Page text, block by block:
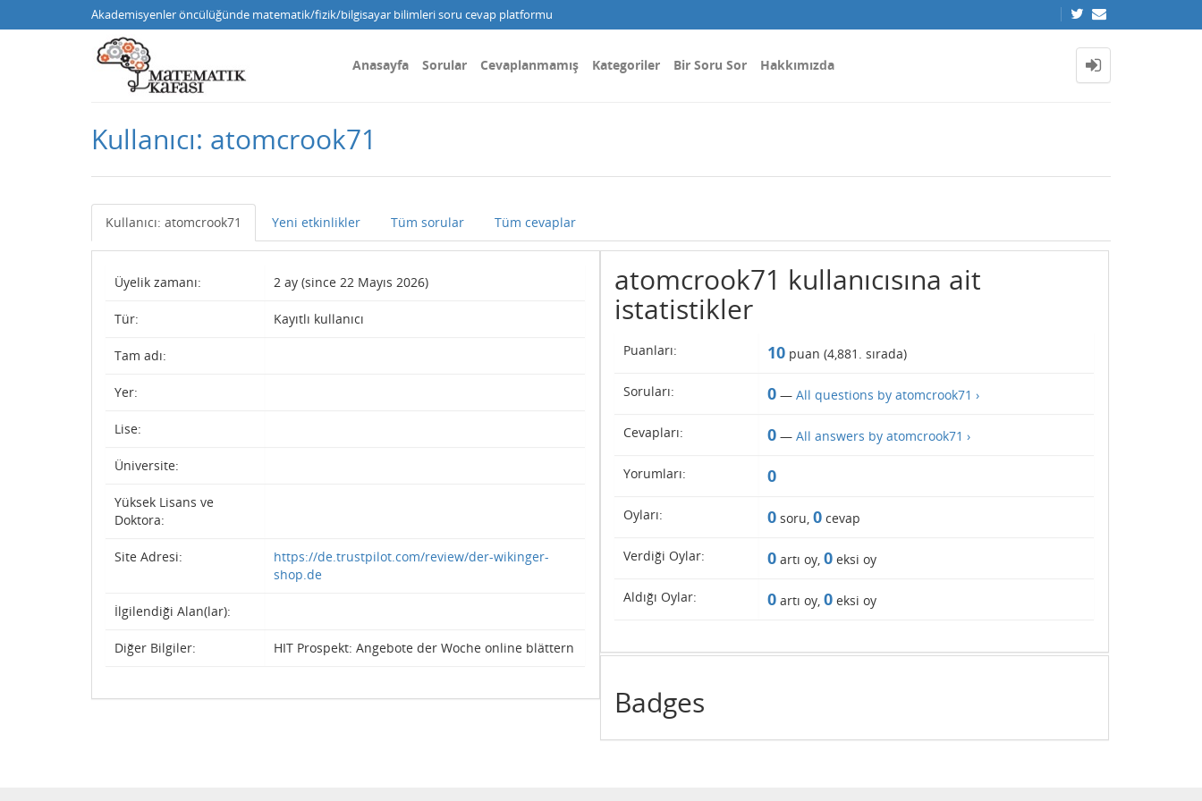
Akademisyenler öncülüğünde matematik/fizik/bilgisayar bilimleri soru cevap platformu
Anasayfa Sorular Cevaplanmamış Kategoriler Bir Soru Sor Hakkımızda
Kullanıcı: atomcrook71
Kullanıcı: atomcrook71 Yeni etkinlikler Tüm sorular Tüm cevaplar
Üyelik zamanı: 2 ay (since 22 Mayıs 2026)
Tür: Kayıtlı kullanıcı
Tam adı:
Yer:
Lise:
Üniversite:
Yüksek Lisans ve
Doktora:
Site Adresi:
https://de.trustpilot.com/review/der-wikinger-
shop.de
İlgilendiği Alan(lar):
Diğer Bilgiler: HIT Prospekt: Angebote der Woche online blättern
atomcrook71 kullanıcısına ait
istatistikler
Puanları: 10puan (4,881 . sırada)
Soruları: 0— All questions by atomcrook71 ›
Cevapları: 0— All answers by atomcrook71 ›
Yorumları: 0
Oyları: 0soru, 0cevap
Verdiği Oylar: 0artı oy, 0eksi oy
Aldığı Oylar: 0artı oy, 0eksi oy
Badges